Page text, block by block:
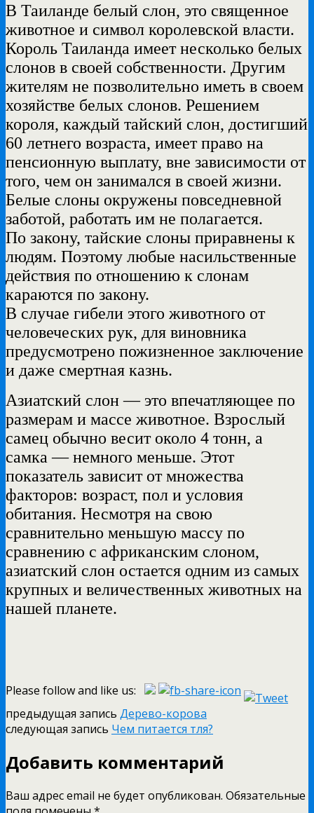
В Таиланде белый слон, это священное
животное и символ королевской власти.
Король Таиланда имеет несколько белых
слонов в своей собственности. Другим
жителям не позволительно иметь в своем
хозяйстве белых слонов. Решением
короля, каждый тайский слон, достигший
60 летнего возраста, имеет право на
пенсионную выплату, вне зависимости от
того, чем он занимался в своей жизни.
Белые слоны окружены повседневной
заботой, работать им не полагается.
По закону, тайские слоны приравнены к
людям. Поэтому любые насильственные
действия по отношению к слонам
караются по закону.
В случае гибели этого животного от
человеческих рук, для виновника
предусмотрено пожизненное заключение
и даже смертная казнь.
Азиатский слон — это впечатляющее по
размерам и массе животное. Взрослый
самец обычно весит около 4 тонн, а
самка — немного меньше. Этот
показатель зависит от множества
факторов: возраст, пол и условия
обитания. Несмотря на свою
сравнительно меньшую массу по
сравнению с африканским слоном,
азиатский слон остается одним из самых
крупных и величественных животных на
нашей планете.
Please follow and like us:
предыдущая запись Дерево-корова
следующая запись Чем питается тля?
Добавить комментарий
Ваш адрес email не будет опубликован. Обязательные